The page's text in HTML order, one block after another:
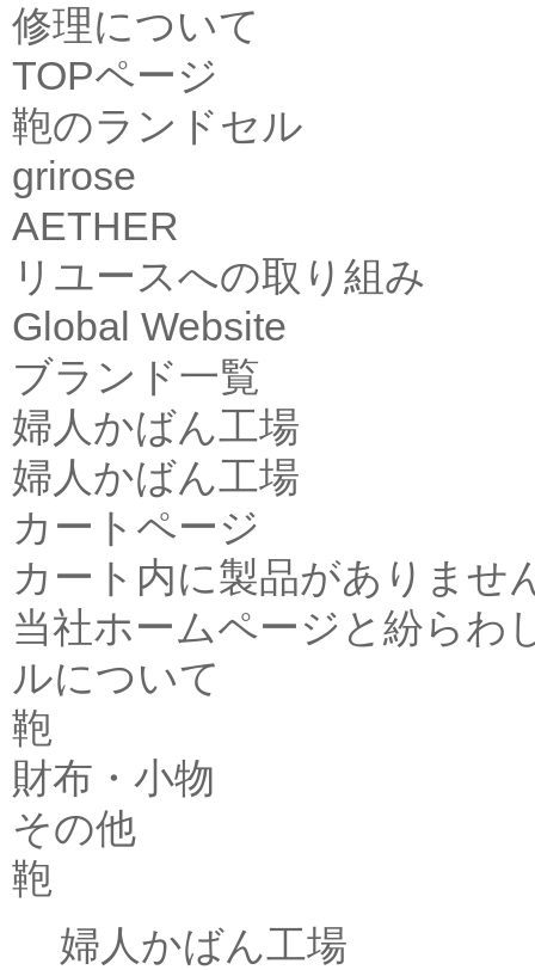
修理について
TOPページ
鞄のランドセル
grirose
AETHER
リユースへの取り組み
Global Website
ブランド一覧
婦人かばん工場
婦人かばん工場
カートページ
カート内に製品がありませ
当社ホームページと紛らわ
ルについて
鞄
財布・小物
その他
鞄
婦人かばん工場